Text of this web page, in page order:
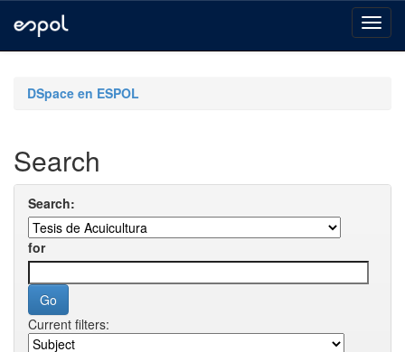
navigationDSpace en ESPOL
Search
Search:
for
Current filters: